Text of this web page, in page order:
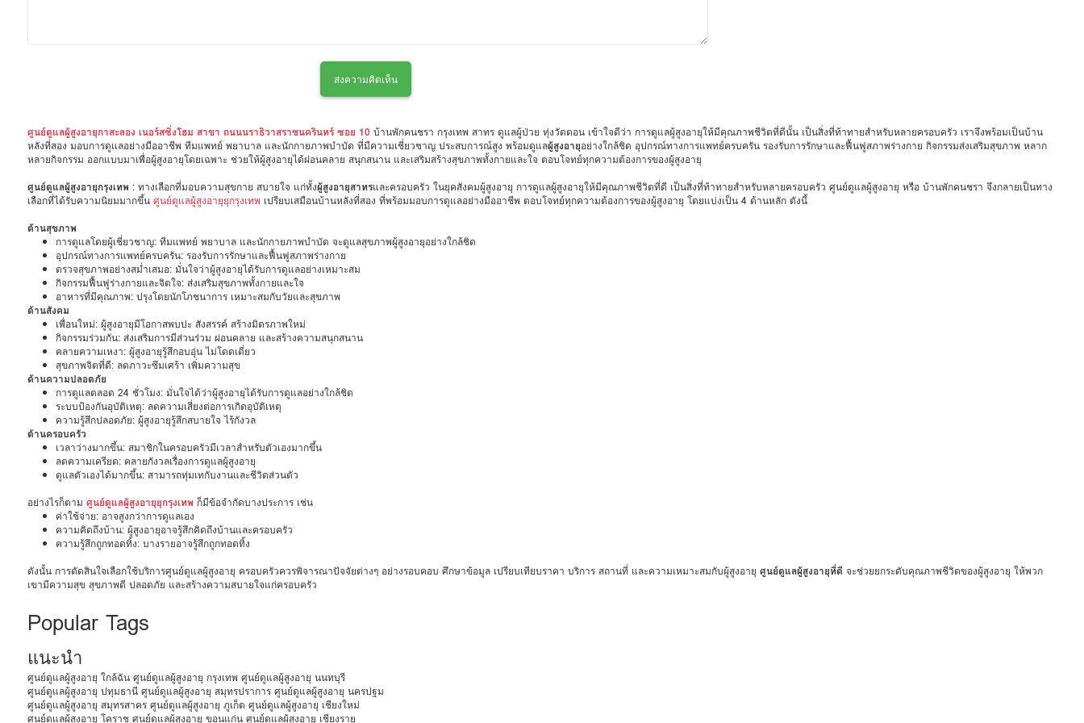
ส่งความคิดเห็น
ศูนย์ดูแลผู้สูงอายุกาสะลอง เนอร์สซิ่งโฮม สาขา ถนนนราธิวาสราชนครินทร์ ซอย 10 บ้านพักคนชรา กรุงเทพ สาทร ดูแลผู้ป่วย ทุ่งวัดดอน เข้าใจดีว่า การดูแลผู้สูงอายุให้มีคุณภาพชีวิตที่ดีนั้น เป็นสิ่งที่ท้าทายสำหรับหลายครอบครัว เราจึงพร้อมเป็นบ้าน
หลังที่สอง มอบการดูแลอย่างมืออาชีพ ทีมแพทย์ พยาบาล และนักกายภาพบำบัด ที่มีความเชี่ยวชาญ ประสบการณ์สูง พร้อมดูแลผู้สูงอายุอย่างใกล้ชิด อุปกรณ์ทางการแพทย์ครบครัน รองรับการรักษาและฟื้นฟูสภาพร่างกาย กิจกรรมส่งเสริมสุขภาพ หลาก
หลายกิจกรรม ออกแบบมาเพื่อผู้สูงอายุโดยเฉพาะ ช่วยให้ผู้สูงอายุได้ผ่อนคลาย สนุกสนาน และเสริมสร้างสุขภาพทั้งกายและใจ ตอบโจทย์ทุกความต้องการของผู้สูงอายุ
ศูนย์ดูแลผู้สูงอายุกรุงเทพ : ทางเลือกที่มอบความสุขกาย สบายใจ แก่ทั้งผู้สูงอายุสาทรและครอบครัว ในยุคสังคมผู้สูงอายุ การดูแลผู้สูงอายุให้มีคุณภาพชีวิตที่ดี เป็นสิ่งที่ท้าทายสำหรับหลายครอบครัว ศูนย์ดูแลผู้สูงอายุ หรือ บ้านพักคนชรา จึงกลายเป็นทาง
เลือกที่ได้รับความนิยมมากขึ้น ศูนย์ดูแลผู้สูงอายุยุกรุงเทพ เปรียบเสมือนบ้านหลังที่สอง ที่พร้อมมอบการดูแลอย่างมืออาชีพ ตอบโจทย์ทุกความต้องการของผู้สูงอายุ โดยแบ่งเป็น 4 ด้านหลัก ดังนี้
ด้านสุขภาพ
การดูแลโดยผู้เชี่ยวชาญ: ทีมแพทย์ พยาบาล และนักกายภาพบำบัด จะดูแลสุขภาพผู้สูงอายุอย่างใกล้ชิด
อุปกรณ์ทางการแพทย์ครบครัน: รองรับการรักษาและฟื้นฟูสภาพร่างกาย
ตรวจสุขภาพอย่างสม่ำเสมอ: มั่นใจว่าผู้สูงอายุได้รับการดูแลอย่างเหมาะสม
กิจกรรมฟื้นฟูร่างกายและจิตใจ: ส่งเสริมสุขภาพทั้งกายและใจ
อาหารที่มีคุณภาพ: ปรุงโดยนักโภชนาการ เหมาะสมกับวัยและสุขภาพ
ด้านสังคม
เพื่อนใหม่: ผู้สูงอายุมีโอกาสพบปะ สังสรรค์ สร้างมิตรภาพใหม่
กิจกรรมร่วมกัน: ส่งเสริมการมีส่วนร่วม ผ่อนคลาย และสร้างความสนุกสนาน
คลายความเหงา: ผู้สูงอายุรู้สึกอบอุ่น ไม่โดดเดี่ยว
สุขภาพจิตที่ดี: ลดภาวะซึมเศร้า เพิ่มความสุข
ด้านความปลอดภัย
การดูแลตลอด 24 ชั่วโมง: มั่นใจได้ว่าผู้สูงอายุได้รับการดูแลอย่างใกล้ชิด
ระบบป้องกันอุบัติเหตุ: ลดความเสี่ยงต่อการเกิดอุบัติเหตุ
ความรู้สึกปลอดภัย: ผู้สูงอายุรู้สึกสบายใจ ไร้กังวล
ด้านครอบครัว
เวลาว่างมากขึ้น: สมาชิกในครอบครัวมีเวลาสำหรับตัวเองมากขึ้น
ลดความเครียด: คลายกังวลเรื่องการดูแลผู้สูงอายุ
ดูแลตัวเองได้มากขึ้น: สามารถทุ่มเทกับงานและชีวิตส่วนตัว
อย่างไรก็ตาม ศูนย์ดูแลผู้สูงอายุยุกรุงเทพ ก็มีข้อจำกัดบางประการ เช่น
ค่าใช้จ่าย: อาจสูงกว่าการดูแลเอง
ความคิดถึงบ้าน: ผู้สูงอายุอาจรู้สึกคิดถึงบ้านและครอบครัว
ความรู้สึกถูกทอดทิ้ง: บางรายอาจรู้สึกถูกทอดทิ้ง
ดังนั้น การตัดสินใจเลือกใช้บริการศูนย์ดูแลผู้สูงอายุ ครอบครัวควรพิจารณาปัจจัยต่างๆ อย่างรอบคอบ ศึกษาข้อมูล เปรียบเทียบราคา บริการ สถานที่ และความเหมาะสมกับผู้สูงอายุ ศูนย์ดูแลผู้สูงอายุที่ดี จะช่วยยกระดับคุณภาพชีวิตของผู้สูงอายุ ให้พวก
เขามีความสุข สุขภาพดี ปลอดภัย และสร้างความสบายใจแก่ครอบครัว
Popular Tags
แนะนำ
ศูนย์ดูแลผู้สูงอายุ ใกล้ฉัน ศูนย์ดูแลผู้สูงอายุ กรุงเทพ ศูนย์ดูแลผู้สูงอายุ นนทบุรี
ศูนย์ดูแลผู้สูงอายุ ปทุมธานี ศูนย์ดูแลผู้สูงอายุ สมุทรปราการ ศูนย์ดูแลผู้สูงอายุ นครปฐม
ศูนย์ดูแลผู้สูงอายุ สมุทรสาคร ศูนย์ดูแลผู้สูงอายุ ภูเก็ต ศูนย์ดูแลผู้สูงอายุ เชียงใหม่
ศูนย์ดูแลผู้สูงอายุ โคราช ศูนย์ดูแลผู้สูงอายุ ขอนแก่น ศูนย์ดูแลผู้สูงอายุ เชียงราย